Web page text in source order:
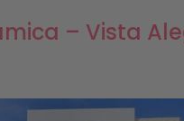
– Vista